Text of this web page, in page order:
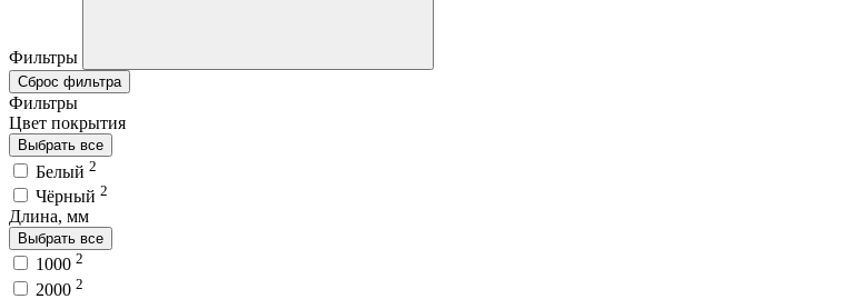
Фильтры
Сброс фильтра
Фильтры
Цвет покрытия
Выбрать все
Белый 2
Чёрный 2
Длина, мм
Выбрать все
1000 2
2000 2